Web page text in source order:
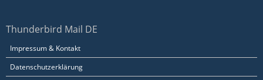
Thunderbird Mail DE
Impressum & Kontakt
Datenschutzerklärung